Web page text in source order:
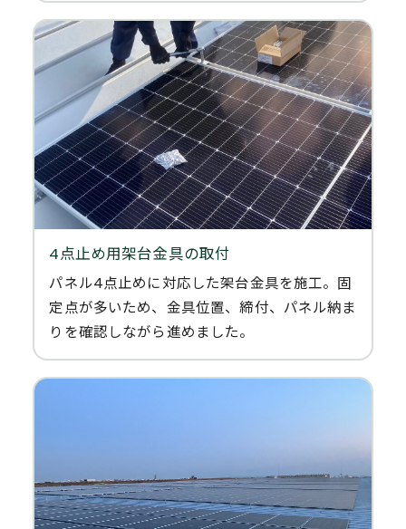
4点止め用架台金具の取付
パネル4点止めに対応した架台金具を施工。固
定点が多いため、金具位置、締付、パネル納ま
りを確認しながら進めました。